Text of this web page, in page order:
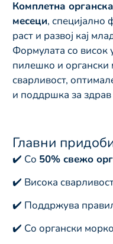
Комплетна
месеци, специјално
раст и развој кај
Формулата со висок
пилешко и органски
сварливост,
и поддршка за здрав
Главни
✔️ Со 50% свежо
✔️ Висока
✔️ Поддржува
✔️ Со органски